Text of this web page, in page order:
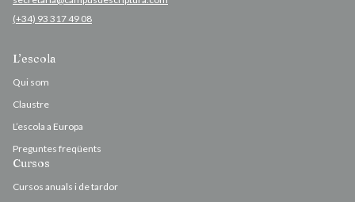
(+34) 93 317 49 08
L’escola
Qui som
Claustre
L’escola a Europa
Preguntes freqüents
Cursos
Cursos anuals i de tardor